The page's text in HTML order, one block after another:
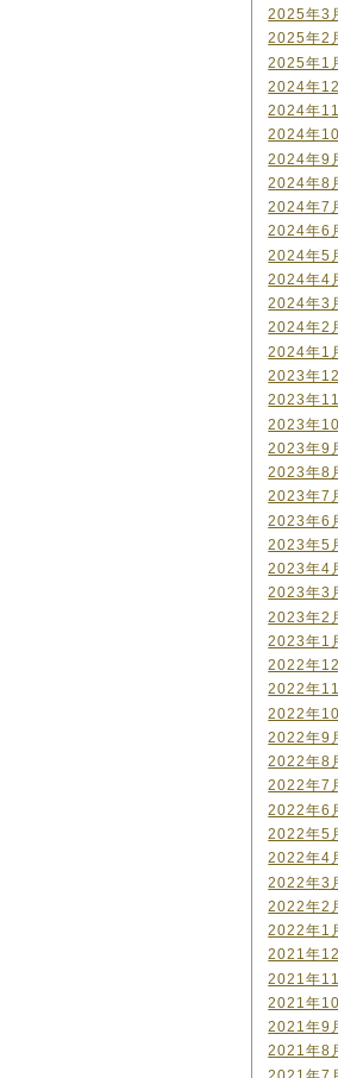
2025年3
2025年2
2025年1
2024年
2024年
2024年
2024年9
2024年8
2024年7
2024年6
2024年5
2024年4
2024年3
2024年2
2024年1
2023年
2023年
2023年
2023年9
2023年8
2023年7
2023年6
2023年5
2023年4
2023年3
2023年2
2023年1
2022年
2022年
2022年
2022年9
2022年8
2022年7
2022年6
2022年5
2022年4
2022年3
2022年2
2022年1
2021年
2021年
2021年
2021年9
2021年8